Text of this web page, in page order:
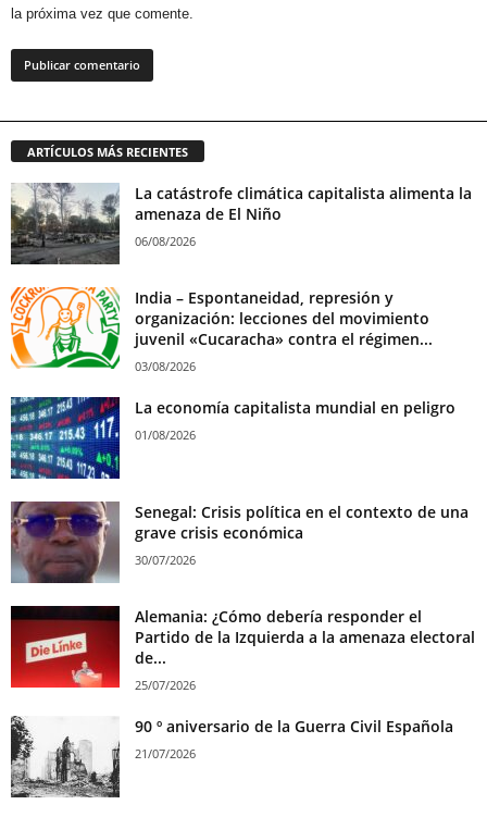
la próxima vez que comente.
ARTÍCULOS MÁS RECIENTES
La catástrofe climática capitalista alimenta la
amenaza de El Niño
06/08/2026
India – Espontaneidad, represión y
organización: lecciones del movimiento
juvenil «Cucaracha» contra el régimen...
03/08/2026
La economía capitalista mundial en peligro
01/08/2026
Senegal: Crisis política en el contexto de una
grave crisis económica
30/07/2026
Alemania: ¿Cómo debería responder el
Partido de la Izquierda a la amenaza electoral
de...
25/07/2026
90 º aniversario de la Guerra Civil Española
21/07/2026